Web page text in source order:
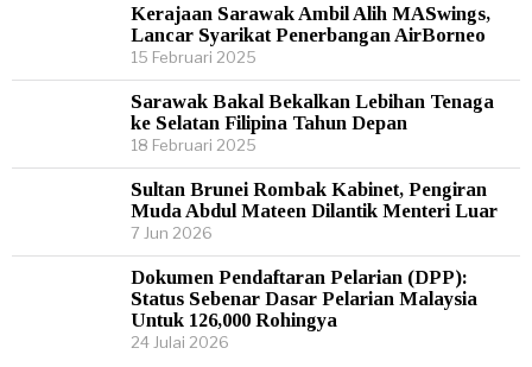
Kerajaan Sarawak Ambil Alih MASwings,
Lancar Syarikat Penerbangan AirBorneo
15 Februari 2025
Sarawak Bakal Bekalkan Lebihan Tenaga
ke Selatan Filipina Tahun Depan
18 Februari 2025
Sultan Brunei Rombak Kabinet, Pengiran
Muda Abdul Mateen Dilantik Menteri Luar
7 Jun 2026
Dokumen Pendaftaran Pelarian (DPP):
Status Sebenar Dasar Pelarian Malaysia
Untuk 126,000 Rohingya
24 Julai 2026